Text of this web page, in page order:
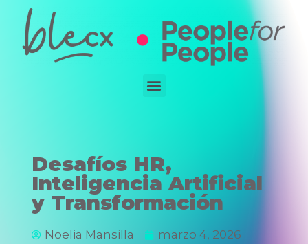
Desafíos HR,
Inteligencia Artificial
y Transformación
Noelia Mansilla
marzo 4, 2026